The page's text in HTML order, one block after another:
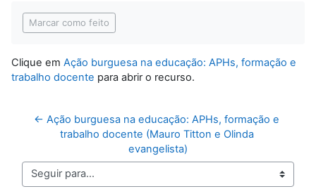
Marcar como feito
Clique em Ação burguesa na educação: APHs, formação e
trabalho docente para abrir o recurso.
← Ação burguesa na educação: APHs, formação e
trabalho docente (Mauro Titton e Olinda
evangelista)
Seguir para...